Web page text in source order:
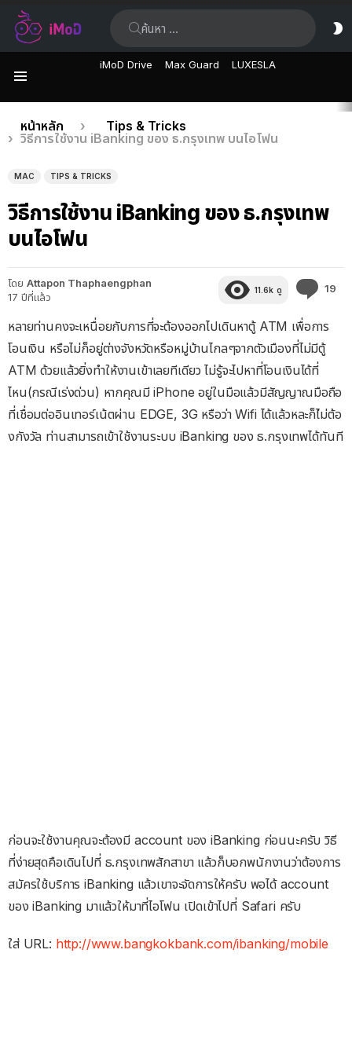
iMoD Drive Max Guard LUXESLA
เรื่อง
ล่าสุด
คุณอยู่ที่นี่:
หน้าหลัก
Tips & Tricks
วิธีการใช้งาน iBanking ของ ธ.กรุงเทพ บนไอโฟน
MAC TIPS & TRICKS
วิธีการใช้งาน iBanking ของ ธ.กรุงเทพ
บนไอโฟน
โดย Attapon Thaphaengphan
17 ปีที่แล้ว
11.6k ดู 19
หลายท่านคงจะเหนื่อยกับการที่จะต้องออกไปเดินหาตู้ ATM เพื่อการ
โอนเงิน หรือไม่ก็อยู่ต่างจังหวัดหรือหมู่บ้านไกลๆจากตัวเมืองที่ไม่มีตู้
ATM ด้วยแล้วยิ่งทำให้งานเข้าเลยทีเดียว ไม่รู้จะไปหาที่โอนเงินได้ที่
ไหน(กรณีเร่งด่วน) หากคุณมี iPhone อยู่ในมือแล้วมีสัญญาณมือถือ
ที่เชื่อมต่ออินเทอร์เน้ตผ่าน EDGE, 3G หรือว่า Wifi ได้แล้วหละก็ไ่ม่ต้อ
งกังวัล ท่านสามารถเข้าใช้งานระบบ iBanking ของ ธ.กรุงเทพได้ทันที
ก่อนจะใช้งานคุณจะต้องมี account ของ iBanking ก่อนนะครับ วิธี
ที่ง่ายสุดคือเดินไปที่ ธ.กรุงเทพสักสาขา แล้วก็บอกพนักงานว่าต้องการ
สมัครใช้บริการ iBanking แล้วเขาจะจัดการให้ครับ พอได้ account
ของ iBanking มาแล้วให้มาที่ไอโฟน เปิดเข้าไปที่ Safari ครับ
ใส่ URL: http://www.bangkokbank.com/ibanking/mobile